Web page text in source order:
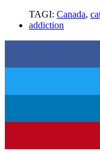
TAGI: Canada,
addiction